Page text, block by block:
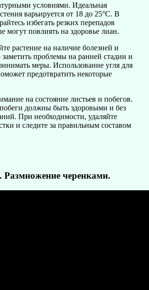
условиями. Идеальная
варьируется от 18 до 25°C. В
избегать резких перепадов
могут повлиять на здоровье лиан.
растение на наличие болезней и
проблемы на ранней стадии и
меры. Использование угля для
предотвратить некоторые
на состояние листьев и побегов.
должны быть здоровыми и без
При необходимости, удаляйте
и следите за правильным составом
Размножение черенками.